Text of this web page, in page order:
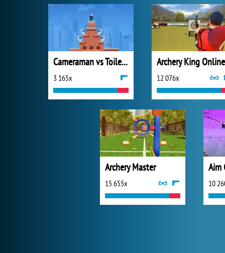
Cameraman vs Toilets Puzzle
3 165x
Archery King Online
12 076x
Archery Master
15 655x
Aim
10